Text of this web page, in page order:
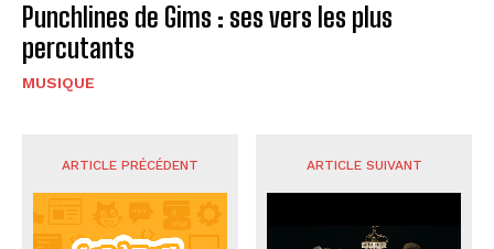
Punchlines de Gims : ses vers les plus
percutants
MUSIQUE
ARTICLE PRÉCÉDENT ARTICLE SUIVANT